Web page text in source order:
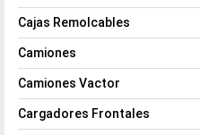
Cajas Remolcables
Camiones
Camiones Vactor
Cargadores Frontales